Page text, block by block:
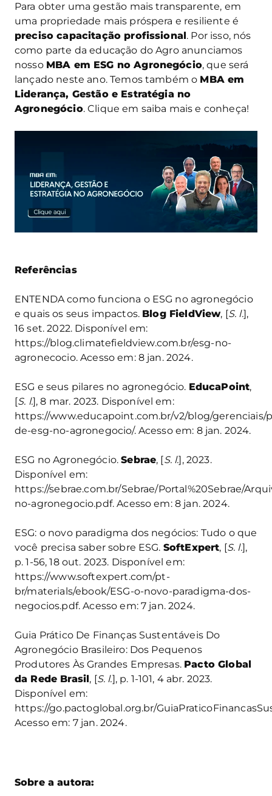
Para obter uma gestão mais transparente, em
uma propriedade mais próspera e resiliente é
preciso capacitação profissional. Por isso, nós
como parte da educação do Agro anunciamos
nosso MBA em ESG no Agronegócio, que será
lançado neste ano. Temos também o MBA em
Liderança, Gestão e Estratégia no
Agronegócio. Clique em saiba mais e conheça!
Referências
ENTENDA como funciona o ESG no agronegócio
e quais os seus impactos. Blog FieldView, [S. l.],
16 set. 2022. Disponível em:
https://blog.climatefieldview.com.br/esg-no-
agronecocio. Acesso em: 8 jan. 2024.
ESG e seus pilares no agronegócio. EducaPoint,
[S. l.], 8 mar. 2023. Disponível em:
https://www.educapoint.com.br/v2/blog/gerenciais/
de-esg-no-agronegocio/. Acesso em: 8 jan. 2024.
ESG no Agronegócio.Sebrae, [S. l.], 2023.
Disponível em:
https://sebrae.com.br/Sebrae/Portal%20Sebrae/
no-agronegocio.pdf. Acesso em: 8 jan. 2024.
ESG: o novo paradigma dos negócios: Tudo o que
você precisa saber sobre ESG. SoftExpert, [S. l.],
p. 1-56, 18 out. 2023. Disponível em:
https://www.softexpert.com/pt-
br/materials/ebook/ESG-o-novo-paradigma-dos-
negocios.pdf. Acesso em: 7 jan. 2024.
Guia Prático De Finanças Sustentáveis Do
Agronegócio Brasileiro: Dos Pequenos
Produtores Às Grandes Empresas. Pacto Global
da Rede Brasil, [S. l.], p. 1-101, 4 abr. 2023.
Disponível em:
https://go.pactoglobal.org.br/
Acesso em: 7 jan. 2024.
Sobre a autora: